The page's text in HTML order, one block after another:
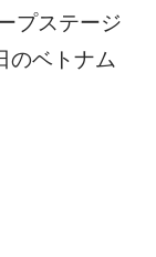
プステージ
のベトナム